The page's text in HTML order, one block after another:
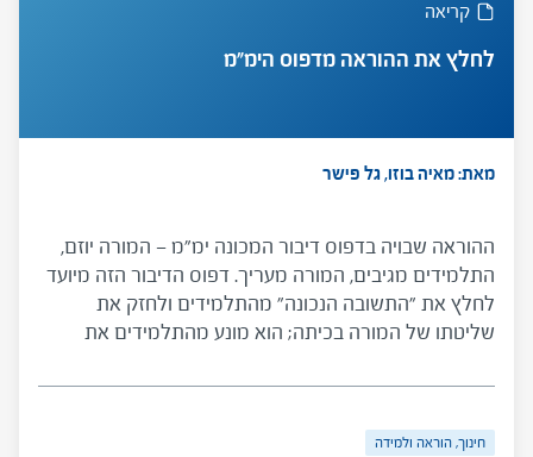
קריאה
לחלץ את ההוראה מדפוס הימ"מ
מאת: מאיה בוזו, גל פישר
ההוראה שבויה בדפוס דיבור המכונה ימ"מ — המורה יוזם,
התלמידים מגיבים, המורה מעריך. דפוס הדיבור הזה מיועד
לחלץ את "התשובה הנכונה" מהתלמידים ולחזק את
שליטתו של המורה בכיתה; הוא מונע מהתלמידים את
המבנה של בית הספר, אך אפשר להיחלץ ממנו ולהנהיג
חינוך, הוראה ולמידה